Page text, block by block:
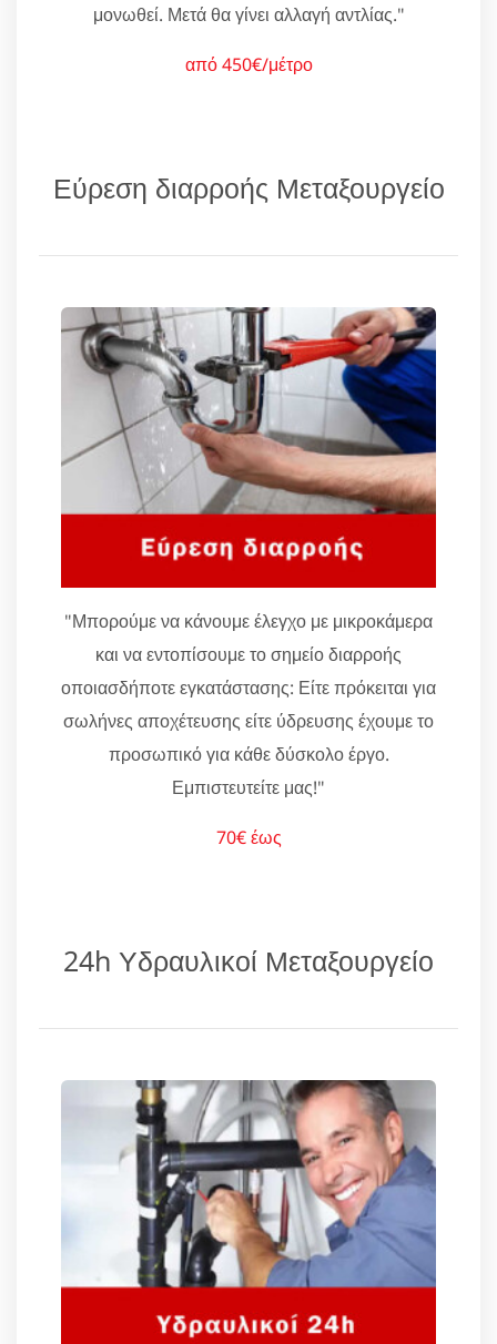
μονωθεί. Μετά θα γίνει αλλαγή αντλίας."
από 450€/μέτρο
Εύρεση διαρροής Μεταξουργείο
"Μπορούμε να κάνουμε έλεγχο με μικροκάμερα
και να εντοπίσουμε το σημείο διαρροής
οποιασδήποτε εγκατάστασης: Είτε πρόκειται για
σωλήνες αποχέτευσης είτε ύδρευσης έχουμε το
προσωπικό για κάθε δύσκολο έργο.
Εμπιστευτείτε μας!"
70€ έως
24h Υδραυλικοί Μεταξουργείο